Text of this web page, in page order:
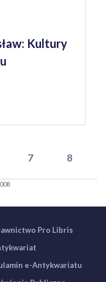
Kultury
7 8
Pro Libris
e-Antykwariatu